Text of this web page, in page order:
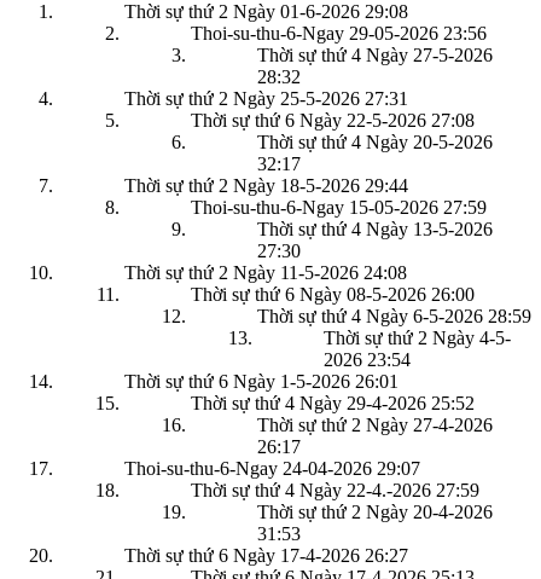
Thời sự thứ 2 Ngày 01-6-2026 29:08
Thoi-su-thu-6-Ngay 29-05-2026 23:56
Thời sự thứ 4 Ngày 27-5-2026
28:32
Thời sự thứ 2 Ngày 25-5-2026 27:31
Thời sự thứ 6 Ngày 22-5-2026 27:08
Thời sự thứ 4 Ngày 20-5-2026
32:17
Thời sự thứ 2 Ngày 18-5-2026 29:44
Thoi-su-thu-6-Ngay 15-05-2026 27:59
Thời sự thứ 4 Ngày 13-5-2026
27:30
Thời sự thứ 2 Ngày 11-5-2026 24:08
Thời sự thứ 6 Ngày 08-5-2026 26:00
Thời sự thứ 4 Ngày 6-5-2026 28:59
Thời sự thứ 2 Ngày 4-5-
2026 23:54
Thời sự thứ 6 Ngày 1-5-2026 26:01
Thời sự thứ 4 Ngày 29-4-2026 25:52
Thời sự thứ 2 Ngày 27-4-2026
26:17
Thoi-su-thu-6-Ngay 24-04-2026 29:07
Thời sự thứ 4 Ngày 22-4.-2026 27:59
Thời sự thứ 2 Ngày 20-4-2026
31:53
Thời sự thứ 6 Ngày 17-4-2026 26:27